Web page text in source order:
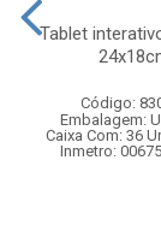
Tablet
Código:
Embalagem:
Caixa Com: 36
Inmetro: